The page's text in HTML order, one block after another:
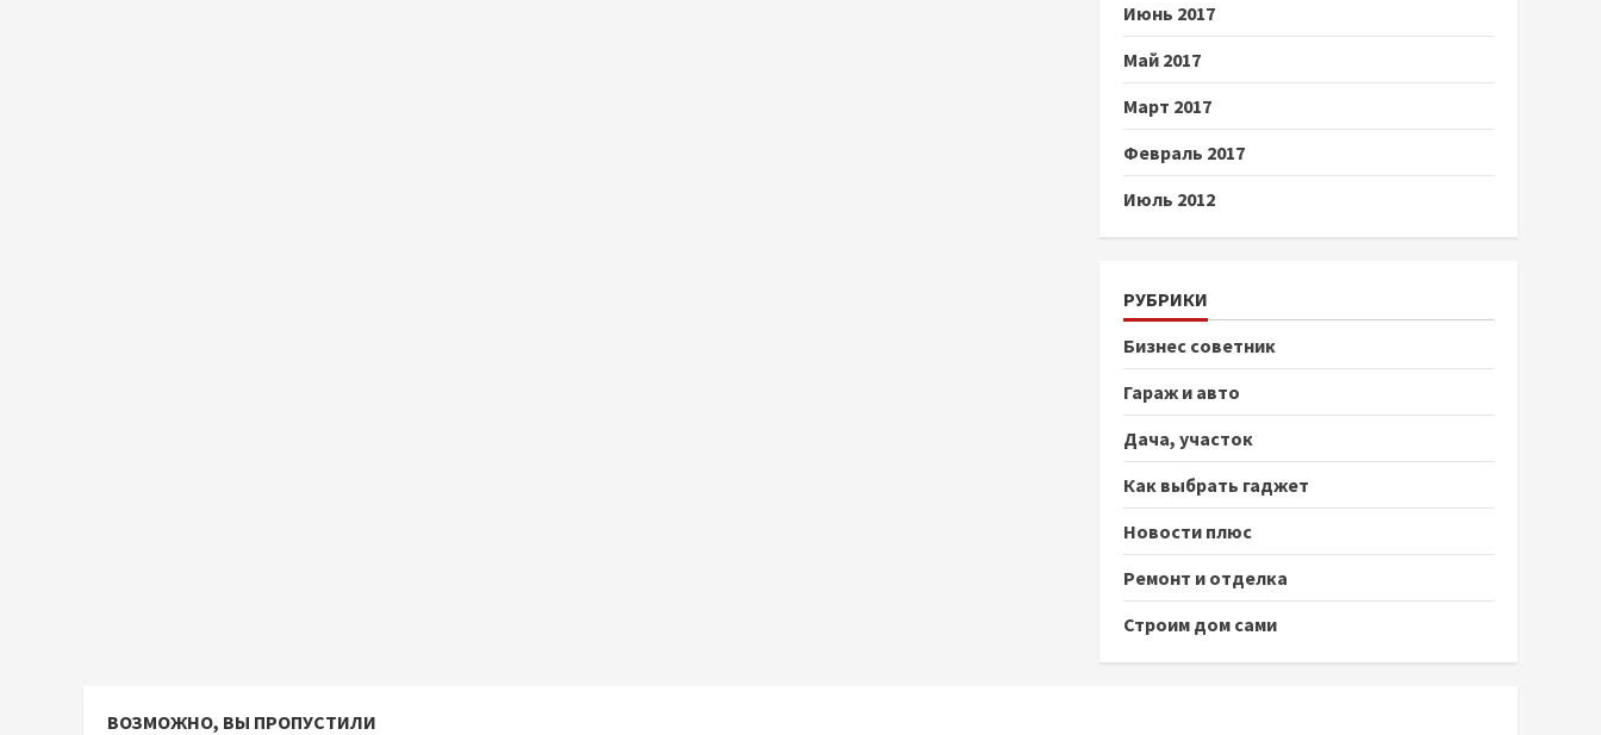
Июнь 2017
Май 2017
Март 2017
Февраль 2017
Июль 2012
РУБРИКИ
Бизнес советник
Гараж и авто
Дача, участок
Как выбрать гаджет
Новости плюс
Ремонт и отделка
Строим дом сами
ВОЗМОЖНО, ВЫ ПРОПУСТИЛИ